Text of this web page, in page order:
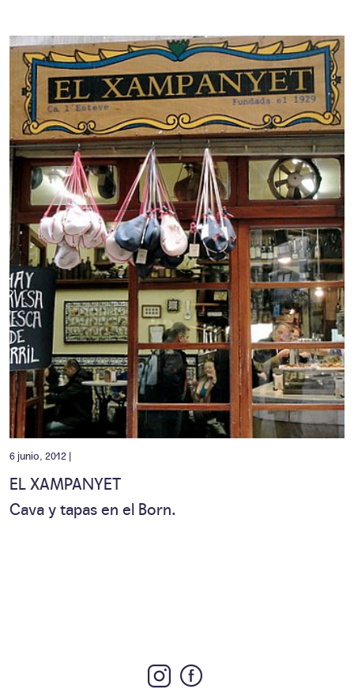
6 junio, 2012 |
EL XAMPANYET
Cava y tapas en el Born.